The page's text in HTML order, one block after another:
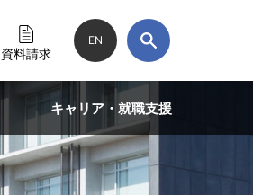
資料請求
EN
キャリア・就職支援